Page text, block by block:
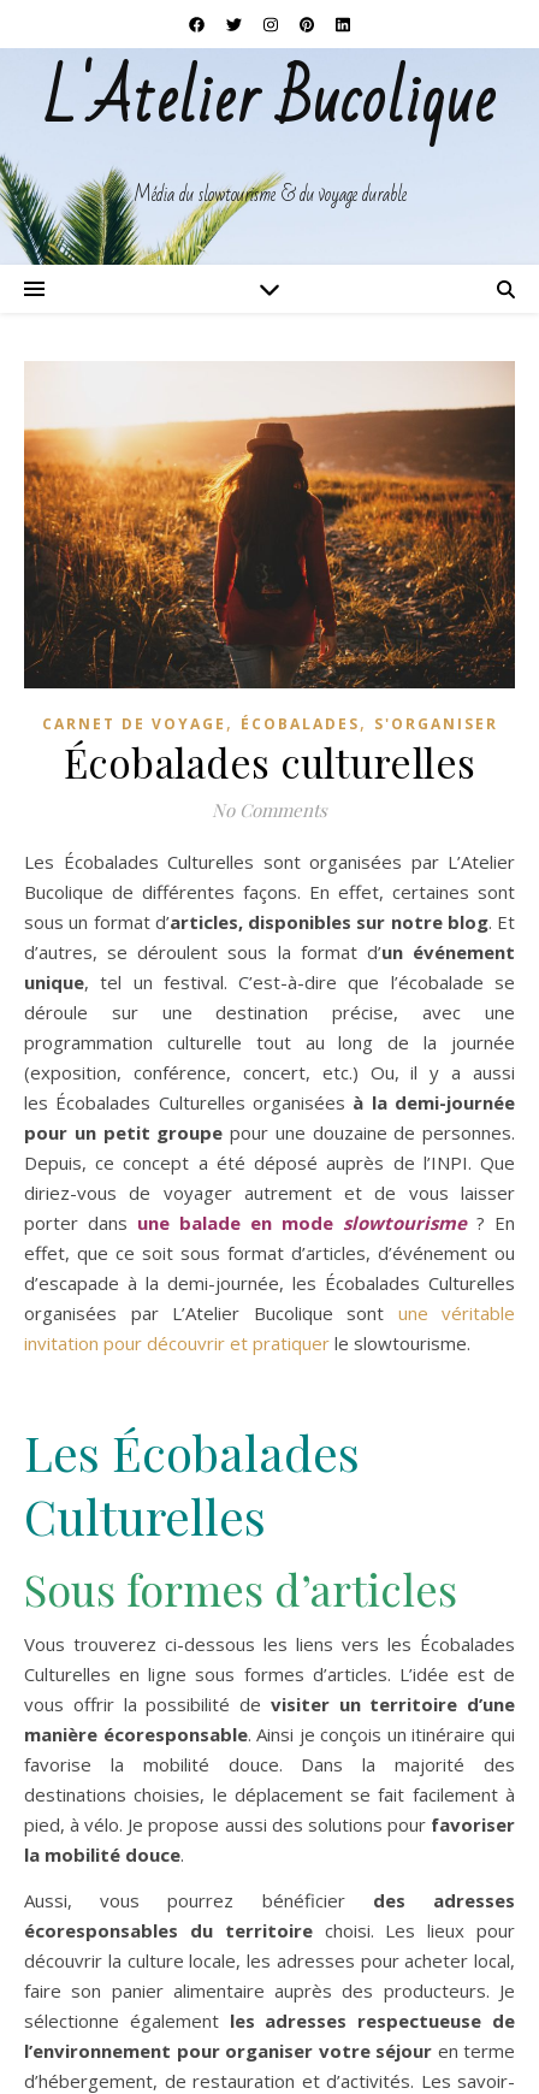
L'Atelier Bucolique
Média du slowtourisme & du voyage durable
CARNET DE VOYAGE , ÉCOBALADES, S'ORGANISER
Écobalades culturelles
No Comments
Les Écobalades Culturelles sont organisées par L’Atelier
Bucolique de différentes façons. En effet, certaines sont
sous un format d’articles, disponibles sur notre blog. Et
d’autres, se déroulent sous la format d’un événement
unique, tel un festival. C’est-à-dire que l’écobalade se
déroule sur une destination précise, avec une
programmation culturelle tout au long de la journée
(exposition, conférence, concert, etc.) Ou, il y a aussi
les Écobalades Culturelles organisées à la demi-journée
pour un petit groupe pour une douzaine de personnes.
Depuis, ce concept a été déposé auprès de l’INPI. Que
diriez-vous de voyager autrement et de vous laisser
porter dans une balade en mode slowtourisme? En
effet, que ce soit sous format d’articles, d’événement ou
d’escapade à la demi-journée, les Écobalades Culturelles
organisées par L’Atelier Bucolique sont une véritable
invitation pour découvrir et pratiquer le slowtourisme.
Les Écobalades
Culturelles
Sous formes d’articles
Vous trouverez ci-dessous les liens vers les Écobalades
Culturelles en ligne sous formes d’articles. L’idée est de
vous offrir la possibilité de visiter un territoire d’une
manière écoresponsable. Ainsi je conçois un itinéraire qui
favorise la mobilité douce. Dans la majorité des
destinations choisies, le déplacement se fait facilement à
pied, à vélo. Je propose aussi des solutions pour favoriser
la mobilité douce.
Aussi, vous pourrez bénéficier des adresses
écoresponsables du territoirechoisi. Les lieux pour
découvrir la culture locale, les adresses pour acheter local,
faire son panier alimentaire auprès des producteurs. Je
sélectionne également les adresses respectueuse de
l’environnement pour organiser votre séjour en terme
d’hébergement, de restauration et d’activités. Les savoir-